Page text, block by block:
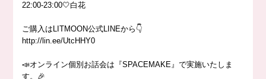
22:00-23:00🤍白花
ご購入はLITMOON公式LINEから👇
http://lin.ee/UtcHHY0
📣オンライン個別お話会は『SPACEMAKE』で実施いたしま
す。🎉